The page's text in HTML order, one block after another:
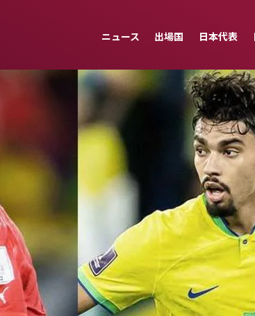
ニュース 出場国 日本代表